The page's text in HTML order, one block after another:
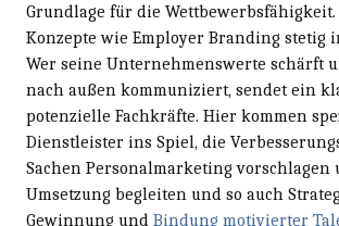
Grundlage für die
Konzepte wie Employer Branding stetig
Wer seine Unternehmenswerte schärft
nach außen kommuniziert, sendet ein
potenzielle Fachkräfte. Hier kommen
Dienstleister ins Spiel, die
Sachen Personalmarketing vorschlagen
Umsetzung begleiten und so auch
Gewinnung und Bindung motivierter